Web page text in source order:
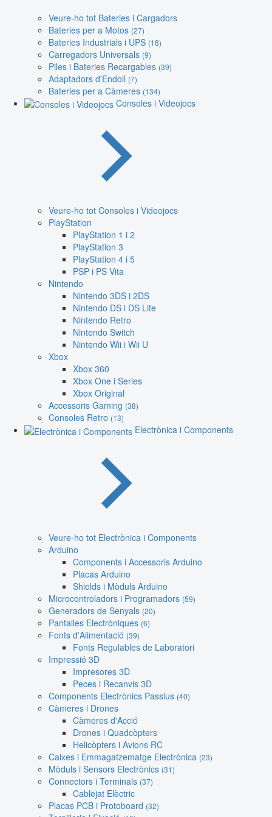
Veure-ho tot Bateries i Cargadors
Bateries per a Motos (27)
Bateries Industrials i UPS (18)
Carregadors Universals (9)
Piles i Bateries Recargables (39)
Adaptadors d'Endoll (7)
Bateries per a Càmeres (134)
Consoles i Videojocs
Veure-ho tot Consoles i Videojocs
PlayStation
PlayStation 1 i 2
PlayStation 3
PlayStation 4 i 5
PSP i PS Vita
Nintendo
Nintendo 3DS i 2DS
Nintendo DS i DS Lite
Nintendo Retro
Nintendo Switch
Nintendo Wii i Wii U
Xbox
Xbox 360
Xbox One i Series
Xbox Original
Accessoris Gaming (38)
Consoles Retro (13)
Electrònica i Components
Veure-ho tot Electrònica i Components
Arduino
Components i Accessoris Arduino
Placas Arduino
Shields i Mòduls Arduino
Microcontroladors i Programadors (59)
Generadors de Senyals (20)
Pantalles Electròniques (6)
Fonts d'Alimentació (39)
Fonts Regulables de Laboratori
Impressió 3D
Impresores 3D
Peces i Recanvis 3D
Components Electrònics Passius (40)
Càmeres i Drones
Càmeres d'Acció
Drones i Quadcòpters
Helicòpters i Avions RC
Caixes i Emmagatzematge Electrònica (23)
Mòduls i Sensors Electrònics (31)
Connectors i Terminals (37)
Cablejat Elèctric
Placas PCB i Protoboard (32)